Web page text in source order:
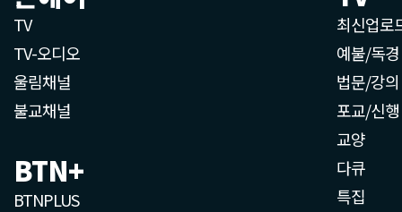
TV
TV-오디오
울림채널
불교채널
BTN+
BTNPLUS
최신업로
예불/독경
법문/강의
포교/신행
교양
다큐
특집